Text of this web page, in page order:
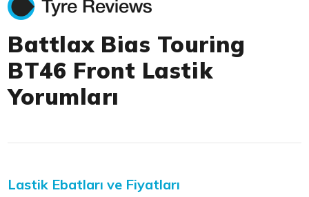
Battlax Bias Touring
BT46 Front Lastik
Yorumları
Lastik Ebatları ve Fiyatları